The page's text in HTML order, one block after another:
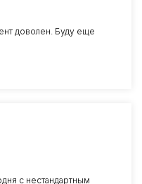
доволен. Буду еще
с нестандартным